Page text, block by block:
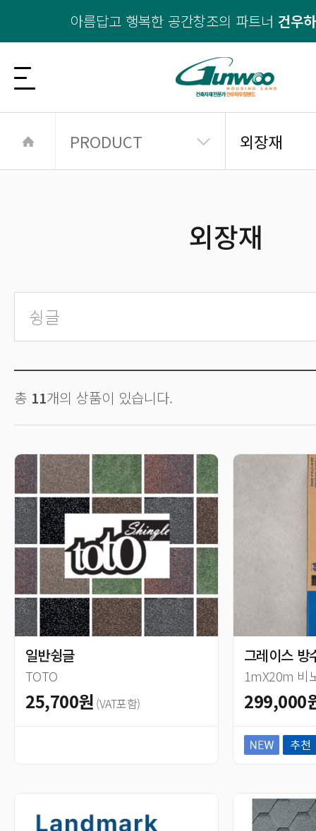
아름답고 행복한 공간창조의 파트너 건우
PRODUCT 외장재
외장재
슁글
총 11개의 상품이 있습니다.
일반슁글
TOTO
25,700원 (VAT포함)
그레이스 방
1mX20m 비
299,000